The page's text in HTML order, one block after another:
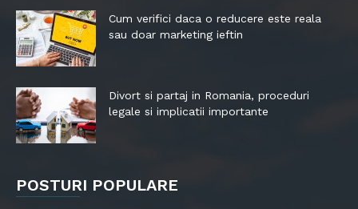
Cum verifici daca o reducere este reala
sau doar marketing ieftin
Divort si partaj in Romania, proceduri
legale si implicatii importante
POSTURI POPULARE